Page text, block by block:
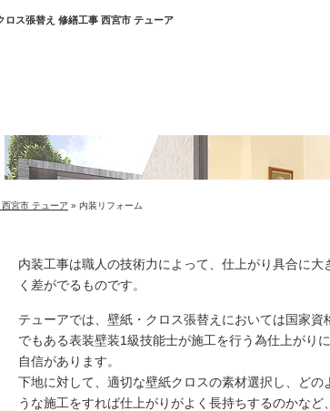
ロス張替え 修繕工事 西宮市 テューア
宮市 テューア » 内装リフォーム
内装工事は職人の技術力によって、仕上がり具合に大
く差がでるものです。
テューアでは、壁紙・クロス張替えにおいては国家資
でもある表装壁装1級技能士が施工を行う為仕上がり
自信があります。
下地に対して、適切な壁紙クロスの素材選択し、どの
うな施工をすれば仕上がりがよく長持ちするのかなど、